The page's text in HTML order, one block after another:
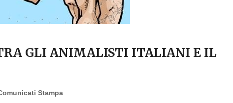
GLI ANIMALISTI ITALIANI E IL
Stampa